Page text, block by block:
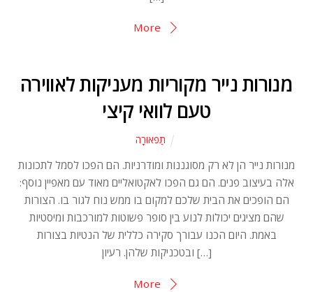
More
מנורות נייר מקוריות מעניקות לאווירה
טעם לוואי קיצי
תַפאוּרָה
מנורות נייר הן לא רק מסוגננות ומודרניות. הם הפכו לסמל לתכונות
אלה בעיצוב פנים. הם גם הפכו לאקטואליים מאוד עם מאפיין נוסף:
הם הופכים את הבית שלכם למקום בו ממש נוח לגור בו. הצורות
שהם מציגים יכולות לנוע בין סופר פשוטות למורכבות ומיסטיות
באמת. היום הכנו עבורך סקירה כללית של הנטיות בצורות
ובטכניקות שלהן. רעיון […]
More